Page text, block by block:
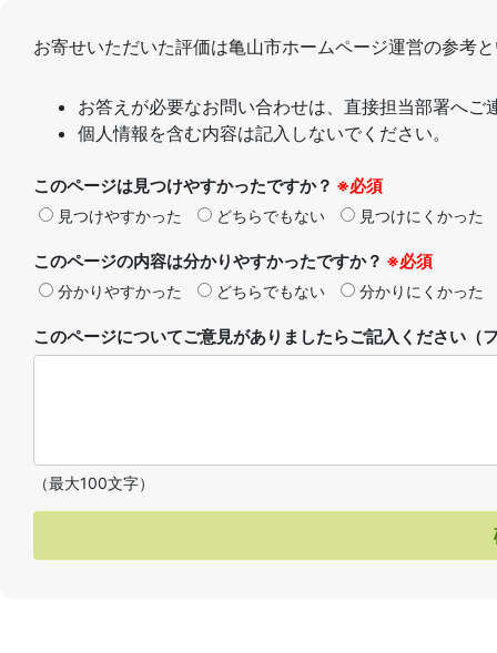
お寄せいただいた評価は亀山市ホームページ運営の参考
お答えが必要なお問い合わせは、直接担当部署へご
個人情報を含む内容は記入しないでください。
このページは見つけやすかったですか？ ※必須
見つけやすかった どちらでもない 見つけにくかった
このページの内容は分かりやすかったですか？ ※必須
分かりやすかった どちらでもない 分かりにくかった
このページについてご意見がありましたらご記入ください
（最大100文字）